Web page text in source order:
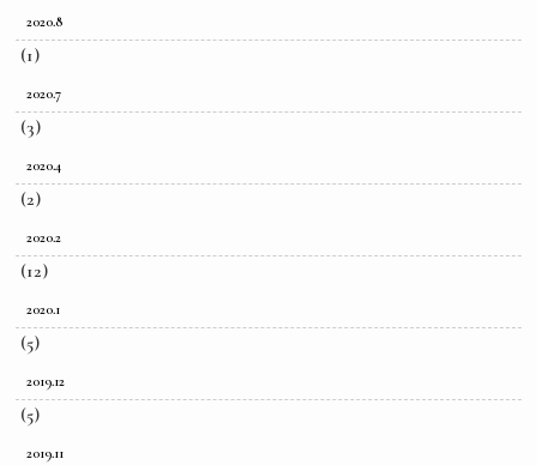
2020.8
(1)
2020.7
(3)
2020.4
(2)
2020.2
(12)
2020.1
(5)
2019.12
(5)
2019.11